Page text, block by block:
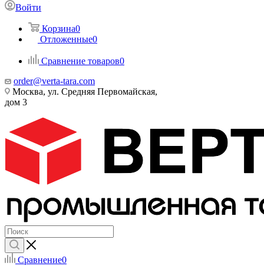
Войти
Корзина0
Отложенные0
Сравнение товаров0
order@verta-tara.com
Москва, ул. Средняя Первомайская,
дом 3
Сравнение0